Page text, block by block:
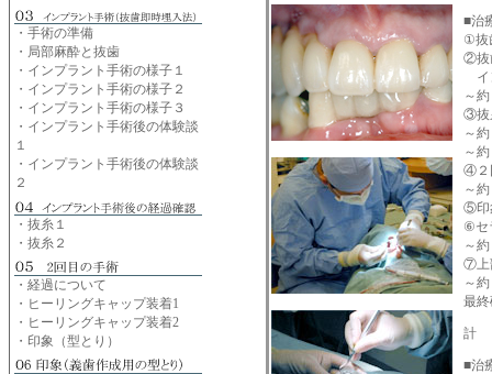
・手術の準備
・局部麻酔と抜歯
・インプラント手術の様子１
・インプラント手術の様子２
・インプラント手術の様子３
・インプラント手術後の体験談
１
・インプラント手術後の体験談
２
・抜糸１
・抜糸２
・経過について
・ヒーリングキャップ装着1
・ヒーリングキャップ装着2
・印象（型とり）
■治
①抜
②抜
イ
～
③抜
～
～
④２
～
⑤印
⑥セ
～
⑦上
～
最
計
■治